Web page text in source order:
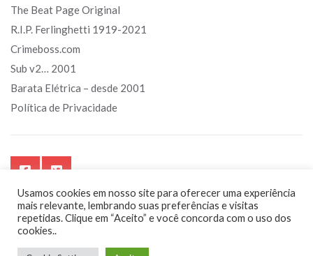
The Beat Page Original
R.I.P. Ferlinghetti 1919-2021
Crimeboss.com
Sub v2… 2001
Barata Elétrica – desde 2001
Política de Privacidade
Sub.art.br - Segurando o touro pelos chifres. Sempre!
Usamos cookies em nosso site para oferecer uma experiência
mais relevante, lembrando suas preferências e visitas
repetidas. Clique em “Aceito” e você concorda com o uso dos
cookies..